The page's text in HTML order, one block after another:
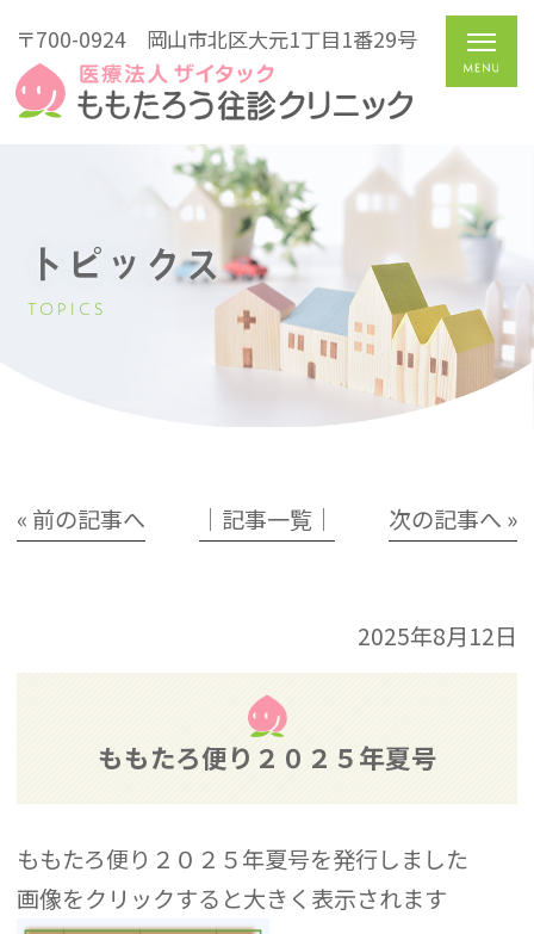
〒700-0924 岡山市北区大元1丁目1番29号
トピックス
TOPICS
« 前の記事へ │記事一覧│ 次の記事へ »
2025年8月12日
ももたろ便り２０２５年夏号
ももたろ便り２０２５年夏号を発行しました
画像をクリックすると大きく表示されます